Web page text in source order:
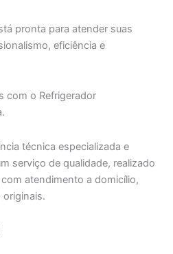
pronta para atender suas
eficiência e
com o Refrigerador
técnica especializada e
serviço de qualidade, realizado
atendimento a domicílio,
originais.